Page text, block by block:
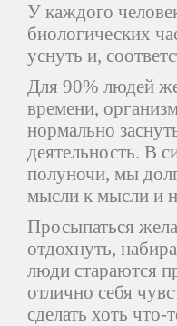
У каждого
биологических
уснуть и,
Для 90% людей
времени,
нормально
деятельность. В
полуночи, мы
мысли к мысли и
Просыпаться
отдохнуть,
люди стараются
отлично себя
сделать хоть